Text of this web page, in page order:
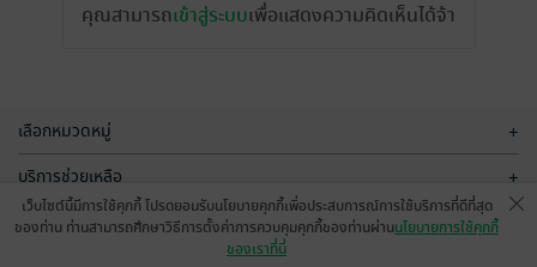
คุณสามารถเข้าสู่ระบบเพื่อแสดงความคิดเห็นได้จ้า
เลือกหมวดหมู่ +
บริการช่วยเหลือ +
เกี่ยวกับเรา
เว็บไซต์นี้มีการใช้คุกกี้ โปรดยอมรับนโยบายคุกกี้เพื่อประสบการณ์การใช้บริการที่ดีที่สุด
ของท่าน ท่านสามารถศึกษาวิธีการตั้งค่าการควบคุมคุกกี้ของท่านผ่านนโยบายการใช้คุกกี้
ของเราที่นี่